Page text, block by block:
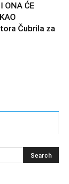
ONA ĆE
Čubrila za